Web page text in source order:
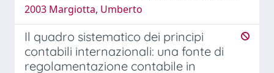
2003 Margiotta, Umberto
Il quadro sistematico dei principi
contabili internazionali: una fonte di
regolamentazione contabile in